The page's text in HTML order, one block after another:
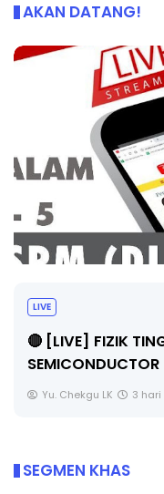
AKAN DATANG!
LIVE
🔴 [LIVE] PRINSIP
SOALAN 1 TRIAL
Yu. Chekgu LK 3
SEGMEN KHAS